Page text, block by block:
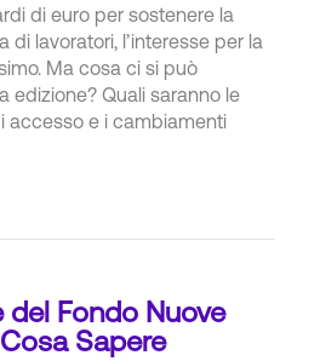
di euro per sostenere la
di lavoratori, l’interesse per la
Ma cosa ci si può
edizione? Quali saranno le
accesso e i cambiamenti
del Fondo Nuove
Sapere